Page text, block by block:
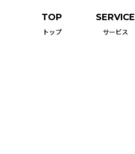
TOP
トップ
SERVICE
サービス